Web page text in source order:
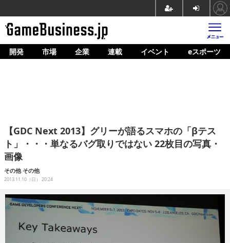
ホーム
企業動向
人材育成
産業政策
連載
開発 市場 企業 連載 イベント eスポーツ
【GDC Next 2013】グリーが語るスマホの「βテス
ト」・・・単なるバグ取りではない 22枚目の写真・
画像
その他 その他
2013.11.10（日） 20:24